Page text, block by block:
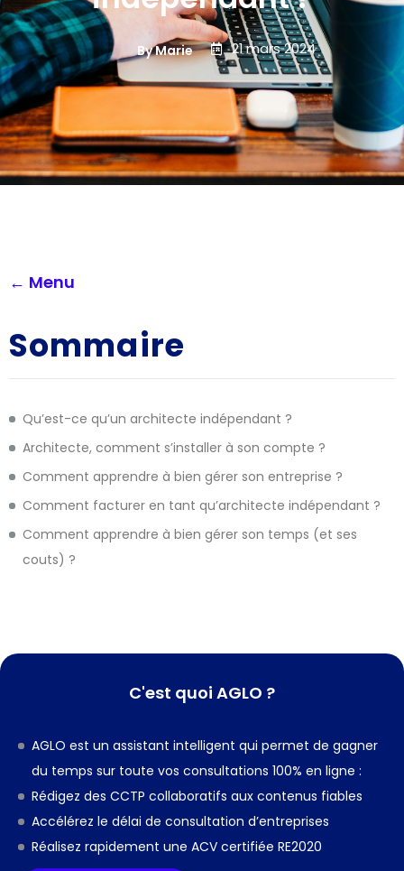
By Marie 21 mars 2024
← Menu
Sommaire
Qu’est-ce qu’un architecte indépendant ?
Architecte, comment s’installer à son compte ?
Comment apprendre à bien gérer son entreprise ?
Comment facturer en tant qu’architecte indépendant ?
Comment apprendre à bien gérer son temps (et ses
couts) ?
C'est quoi AGLO ?
AGLO est un assistant intelligent qui permet de gagner
du temps sur toute vos consultations 100% en ligne :
Rédigez des CCTP collaboratifs aux contenus fiables
Accélérez le délai de consultation d’entreprises
Réalisez rapidement une ACV certifiée RE2020